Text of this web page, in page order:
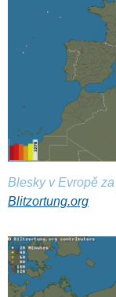
Blesky v Evropě
Blitzortung.org